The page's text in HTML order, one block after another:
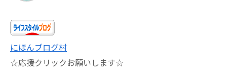
にほんブログ村
☆応援クリックお願いします☆